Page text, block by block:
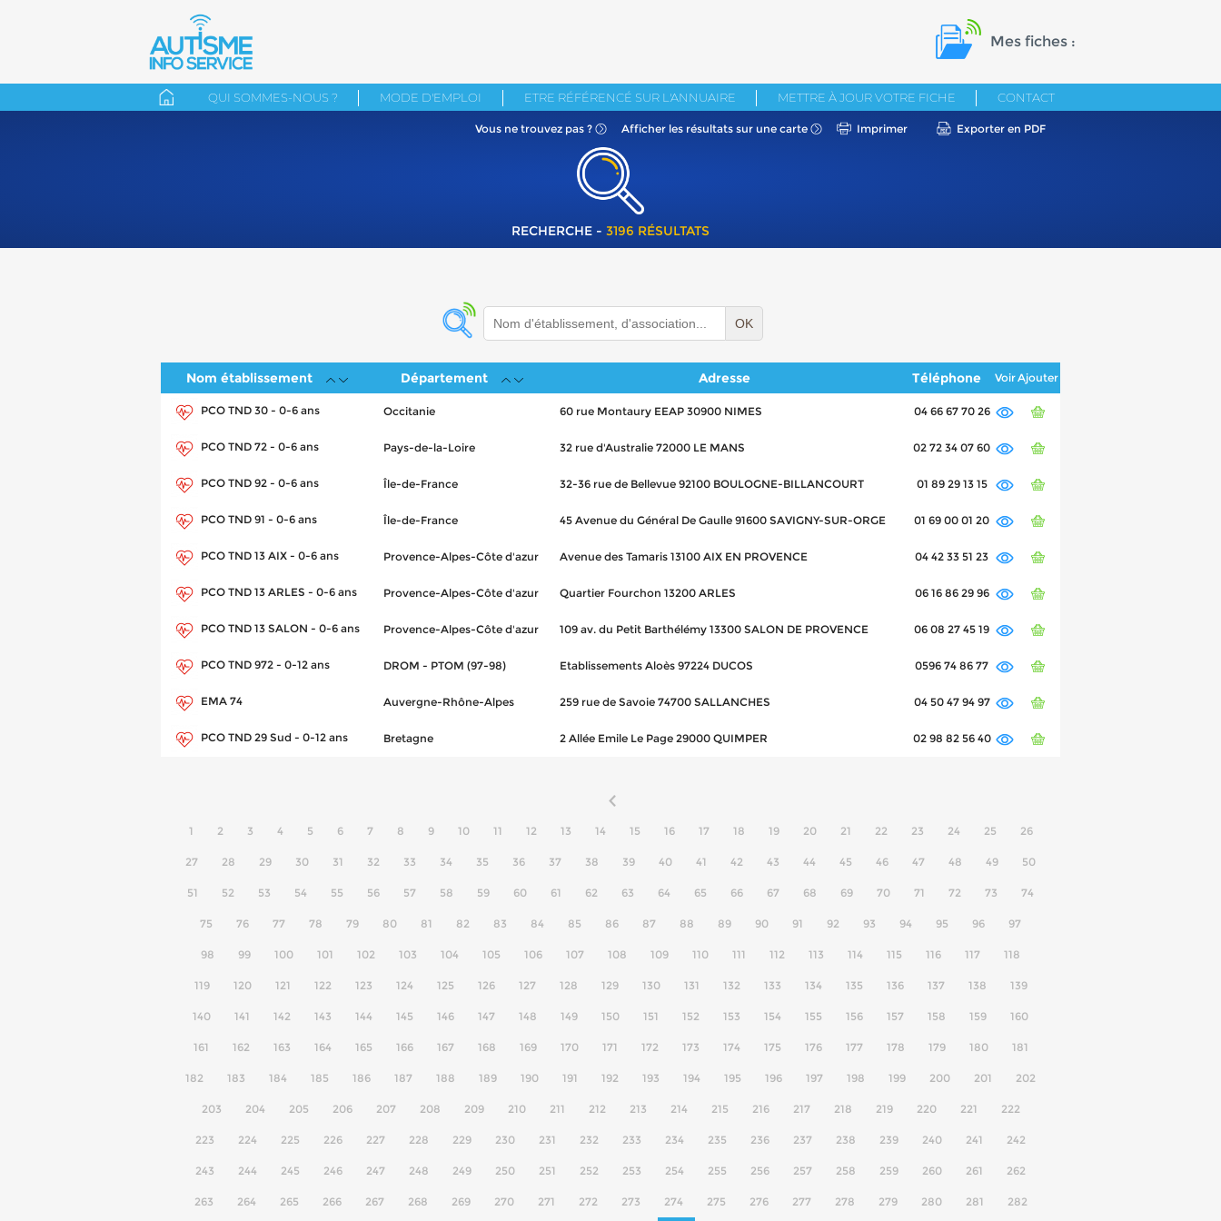
Mes fiches :
QUI SOMMES-NOUS ? MODE D'EMPLOI ETRE RÉFÉRENCÉ SUR L'ANNUAIRE METTRE À JOUR VOTRE FICHE CONTACT
Vous ne trouvez pas ? Afficher les résultats sur une carte Imprimer Exporter en PDF
RECHERCHE - 3196 RÉSULTATS
OK
Nom établissement Département Adresse Téléphone VoirAjouter
PCO TND 30 - 0-6 ans Occitanie 60 rue Montaury EEAP 30900 NIMES 04 66 67 70 26
PCO TND 72 - 0-6 ans Pays-de-la-Loire 32 rue d'Australie 72000 LE MANS 02 72 34 07 60
PCO TND 92 - 0-6 ans Île-de-France 32-36 rue de Bellevue 92100 BOULOGNE-BILLANCOURT 01 89 29 13 15
PCO TND 91 - 0-6 ans Île-de-France 45 Avenue du Général De Gaulle 91600 SAVIGNY-SUR-ORGE 01 69 00 01 20
PCO TND 13 AIX - 0-6 ans Provence-Alpes-Côte d'azur Avenue des Tamaris 13100 AIX EN PROVENCE 04 42 33 51 23
PCO TND 13 ARLES - 0-6 ans Provence-Alpes-Côte d'azur Quartier Fourchon 13200 ARLES 06 16 86 29 96
PCO TND 13 SALON - 0-6 ans Provence-Alpes-Côte d'azur 109 av. du Petit Barthélémy 13300 SALON DE PROVENCE 06 08 27 45 19
PCO TND 972 - 0-12 ans DROM - PTOM (97-98) Etablissements Aloès 97224 DUCOS 0596 74 86 77
EMA 74 Auvergne-Rhône-Alpes 259 rue de Savoie 74700 SALLANCHES 04 50 47 94 97
PCO TND 29 Sud - 0-12 ans Bretagne 2 Allée Emile Le Page 29000 QUIMPER 02 98 82 56 40
1 2 3 4 5 6 7 8 9 10 11 12 13 14 15 16 17 18 19 20 21 22 23 24 25 26
27 28 29 30 31 32 33 34 35 36 37 38 39 40 41 42 43 44 45 46 47 48 49 50
51 52 53 54 55 56 57 58 59 60 61 62 63 64 65 66 67 68 69 70 71 72 73 74
75 76 77 78 79 80 81 82 83 84 85 86 87 88 89 90 91 92 93 94 95 96 97
98 99 100 101 102 103 104 105 106 107 108 109 110 111 112 113 114 115 116 117 118
119 120 121 122 123 124 125 126 127 128 129 130 131 132 133 134 135 136 137 138 139
140 141 142 143 144 145 146 147 148 149 150 151 152 153 154 155 156 157 158 159 160
161 162 163 164 165 166 167 168 169 170 171 172 173 174 175 176 177 178 179 180 181
182 183 184 185 186 187 188 189 190 191 192 193 194 195 196 197 198 199 200 201 202
203 204 205 206 207 208 209 210 211 212 213 214 215 216 217 218 219 220 221 222
223 224 225 226 227 228 229 230 231 232 233 234 235 236 237 238 239 240 241 242
243 244 245 246 247 248 249 250 251 252 253 254 255 256 257 258 259 260 261 262
263 264 265 266 267 268 269 270 271 272 273 274 275 276 277 278 279 280 281 282